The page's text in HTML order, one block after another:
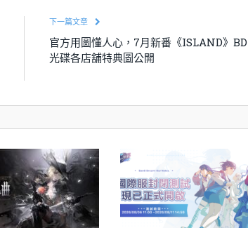
下一篇文章
官方用圖懂人心，7月新番《ISLAND》BD
光碟各店舖特典圖公開